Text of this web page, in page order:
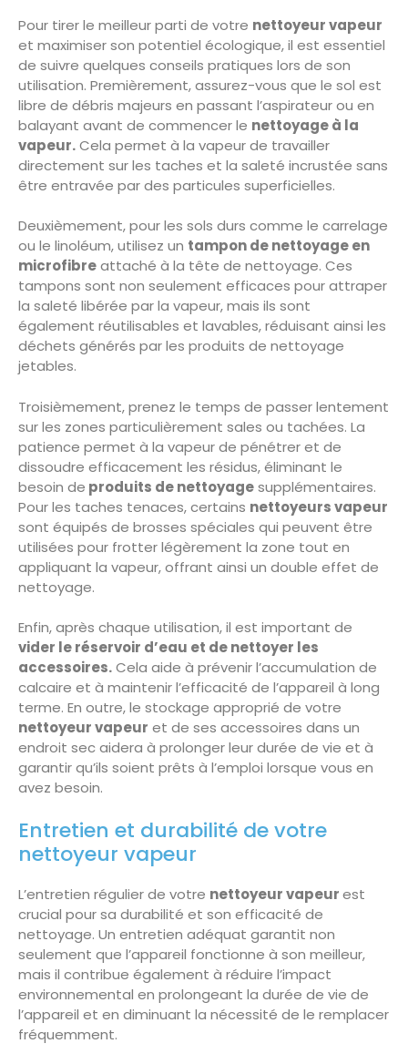
Pour tirer le meilleur parti de votre nettoyeur vapeur
et maximiser son potentiel écologique, il est essentiel
de suivre quelques conseils pratiques lors de son
utilisation. Premièrement, assurez-vous que le sol est
libre de débris majeurs en passant l’aspirateur ou en
balayant avant de commencer le nettoyage à la
vapeur.Cela permet à la vapeur de travailler
directement sur les taches et la saleté incrustée sans
être entravée par des particules superficielles.
Deuxièmement, pour les sols durs comme le carrelage
ou le linoléum, utilisez un tampon de nettoyage en
microfibreattaché à la tête de nettoyage. Ces
tampons sont non seulement efficaces pour attraper
la saleté libérée par la vapeur, mais ils sont
également réutilisables et lavables, réduisant ainsi les
déchets générés par les produits de nettoyage
jetables.
Troisièmement, prenez le temps de passer lentement
sur les zones particulièrement sales ou tachées. La
patience permet à la vapeur de pénétrer et de
dissoudre efficacement les résidus, éliminant le
besoin de produits de nettoyagesupplémentaires.
Pour les taches tenaces, certains nettoyeurs vapeur
sont équipés de brosses spéciales qui peuvent être
utilisées pour frotter légèrement la zone tout en
appliquant la vapeur, offrant ainsi un double effet de
nettoyage.
Enfin, après chaque utilisation, il est important de
vider le réservoir d’eau et de nettoyer les
accessoires.Cela aide à prévenir l’accumulation de
calcaire et à maintenir l’efficacité de l’appareil à long
terme. En outre, le stockage approprié de votre
nettoyeur vapeur et de ses accessoires dans un
endroit sec aidera à prolonger leur durée de vie et à
garantir qu’ils soient prêts à l’emploi lorsque vous en
avez besoin.
Entretien et durabilité de votre
nettoyeur vapeur
L’entretien régulier de votre nettoyeur vapeurest
crucial pour sa durabilité et son efficacité de
nettoyage. Un entretien adéquat garantit non
seulement que l’appareil fonctionne à son meilleur,
mais il contribue également à réduire l’impact
environnemental en prolongeant la durée de vie de
l’appareil et en diminuant la nécessité de le remplacer
fréquemment.